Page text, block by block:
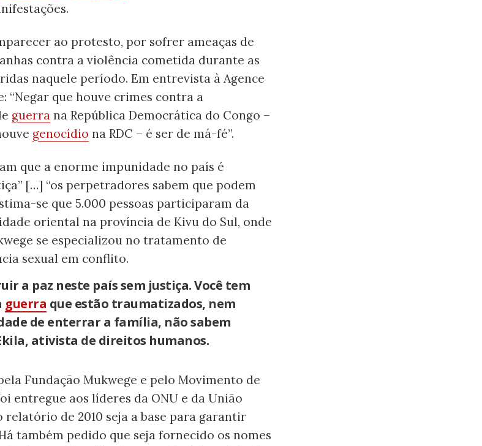
ao protesto, por sofrer ameaças de
contra a violência cometida durante as
naquele período. Em entrevista à Agence
“Negar que houve crimes contra a
guerra na República Democrática do Congo –
genocídio na RDC – é ser de má-fé”.
que a enorme impunidade no país é
[…] “os perpetradores sabem que podem
se que 5.000 pessoas participaram da
oriental na província de Kivu do Sul, onde
se especializou no tratamento de
sexual em conflito.
a paz neste país sem justiça. Você tem
guerra que estão traumatizados, nem
de enterrar a família, não sabem
ativista de direitos humanos.
Fundação Mukwege e pelo Movimento de
entregue aos líderes da ONU e da União
relatório de 2010 seja a base para garantir
também pedido que seja fornecido os nomes